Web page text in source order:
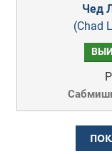
Чед
(Chad